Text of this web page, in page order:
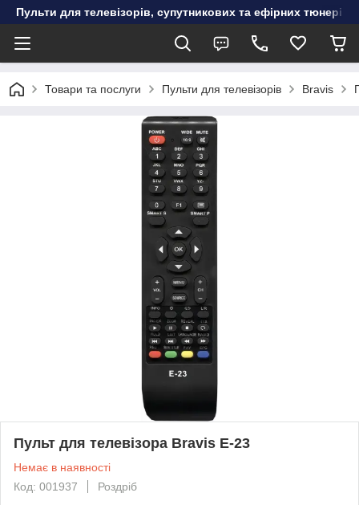
Пульти для телевізорів, супутникових та ефірних тюнерів,
Товари та послуги Пульти для телевізорів Bravis
Пульт для телевізора Bravis E-23
Немає в наявності
Код: 001937
Роздріб